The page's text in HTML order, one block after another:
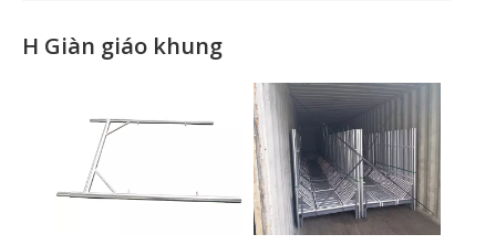
H Giàn giáo khung